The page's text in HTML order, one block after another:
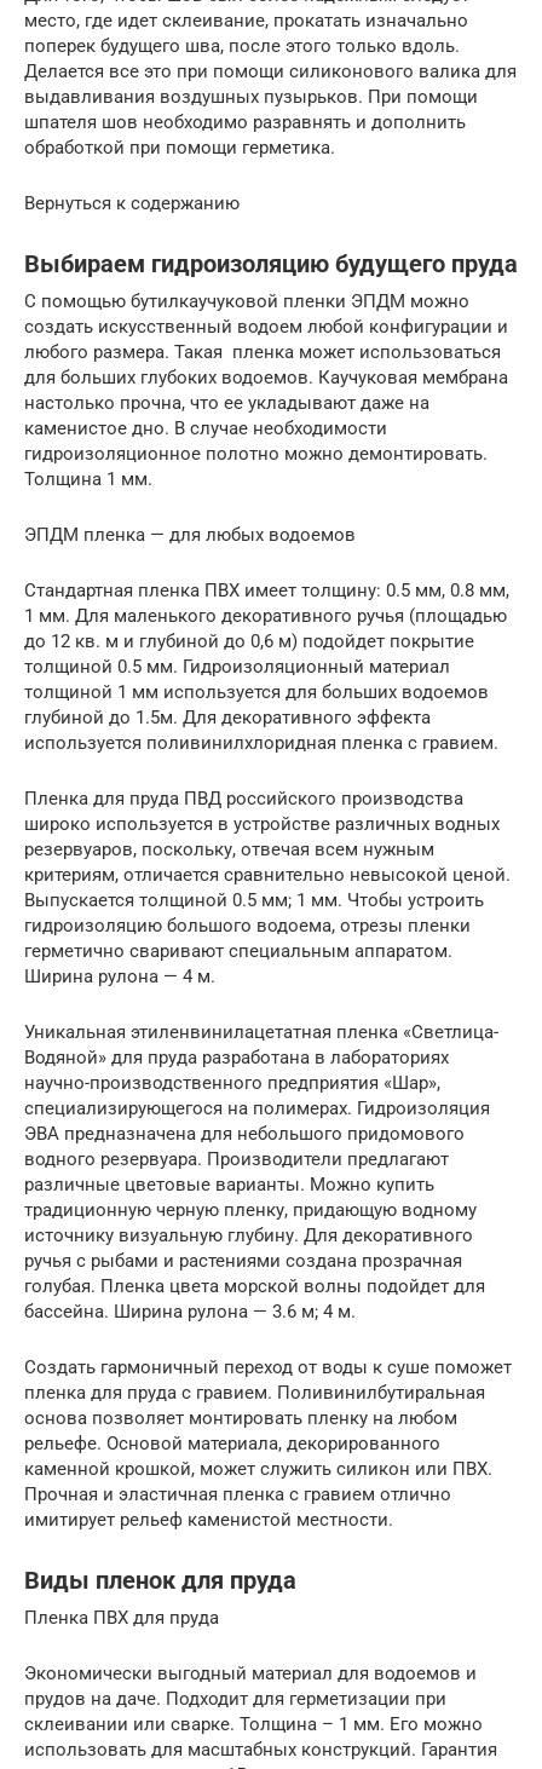
место, где идет склеивание, прокатать изначально
поперек будущего шва, после этого только вдоль.
Делается все это при помощи силиконового валика для
выдавливания воздушных пузырьков. При помощи
шпателя шов необходимо разравнять и дополнить
обработкой при помощи герметика.
Вернуться к содержанию
Выбираем гидроизоляцию будущего пруда
С помощью бутилкаучуковой пленки ЭПДМ можно
создать искусственный водоем любой конфигурации и
любого размера. Такая пленка может использоваться
для больших глубоких водоемов. Каучуковая мембрана
настолько прочна, что ее укладывают даже на
каменистое дно. В случае необходимости
гидроизоляционное полотно можно демонтировать.
Толщина 1 мм.
ЭПДМ пленка — для любых водоемов
Стандартная пленка ПВХ имеет толщину: 0.5 мм, 0.8 мм,
1 мм. Для маленького декоративного ручья (площадью
до 12 кв. м и глубиной до 0,6 м) подойдет покрытие
толщиной 0.5 мм. Гидроизоляционный материал
толщиной 1 мм используется для больших водоемов
глубиной до 1.5м. Для декоративного эффекта
используется поливинилхлоридная пленка с гравием.
Пленка для пруда ПВД российского производства
широко используется в устройстве различных водных
резервуаров, поскольку, отвечая всем нужным
критериям, отличается сравнительно невысокой ценой.
Выпускается толщиной 0.5 мм; 1 мм. Чтобы устроить
гидроизоляцию большого водоема, отрезы пленки
герметично сваривают специальным аппаратом.
Ширина рулона — 4 м.
Уникальная этиленвинилацетатная пленка «Светлица-
Водяной» для пруда разработана в лабораториях
научно-производственного предприятия «Шар»,
специализирующегося на полимерах. Гидроизоляция
ЭВА предназначена для небольшого придомового
водного резервуара. Производители предлагают
различные цветовые варианты. Можно купить
традиционную черную пленку, придающую водному
источнику визуальную глубину. Для декоративного
ручья с рыбами и растениями создана прозрачная
голубая. Пленка цвета морской волны подойдет для
бассейна. Ширина рулона — 3.6 м; 4 м.
Создать гармоничный переход от воды к суше поможет
пленка для пруда с гравием. Поливинилбутиральная
основа позволяет монтировать пленку на любом
рельефе. Основой материала, декорированного
каменной крошкой, может служить силикон или ПВХ.
Прочная и эластичная пленка с гравием отлично
имитирует рельеф каменистой местности.
Виды пленок для пруда
Пленка ПВХ для пруда
Экономически выгодный материал для водоемов и
прудов на даче. Подходит для герметизации при
склеивании или сварке. Толщина – 1 мм. Его можно
использовать для масштабных конструкций. Гарантия